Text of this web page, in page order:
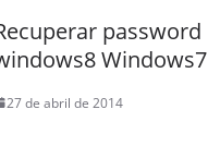
password
Windows7
27 de abril de 2014